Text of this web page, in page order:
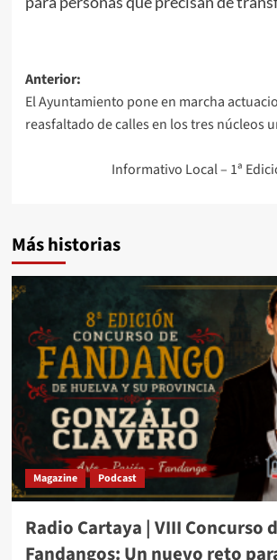
Anterior:
El Ayuntamiento pone en marcha
reasfaltado de calles en los tres núcleos
Informativo Local – 1ª
Más historias
Magazine Podcast
Radio Cartaya | VIII Concurso
Fandangos: Un nuevo reto